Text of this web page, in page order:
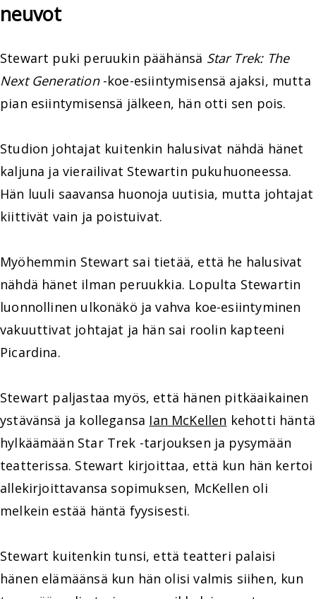
neuvot
Stewart puki peruukin päähänsä Star Trek: The
Next Generation-koe-esiintymisensä ajaksi, mutta
pian esiintymisensä jälkeen, hän otti sen pois.
Studion johtajat kuitenkin halusivat nähdä hänet
kaljuna ja vierailivat Stewartin pukuhuoneessa.
Hän luuli saavansa huonoja uutisia, mutta johtajat
kiittivät vain ja poistuivat.
Myöhemmin Stewart sai tietää, että he halusivat
nähdä hänet ilman peruukkia. Lopulta Stewartin
luonnollinen ulkonäkö ja vahva koe-esiintyminen
vakuuttivat johtajat ja hän sai roolin kapteeni
Picardina.
Stewart paljastaa myös, että hänen pitkäaikainen
ystävänsä ja kollegansa Ian McKellen kehotti häntä
hylkäämään Star Trek -tarjouksen ja pysymään
teatterissa. Stewart kirjoittaa, että kun hän kertoi
allekirjoittavansa sopimuksen, McKellen oli
melkein estää häntä fyysisesti.
Stewart kuitenkin tunsi, että teatteri palaisi
hänen elämäänsä kun hän olisi valmis siihen, kun